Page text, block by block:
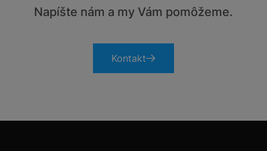
Napíšte nám a my Vám pomôžeme.
Kontakt